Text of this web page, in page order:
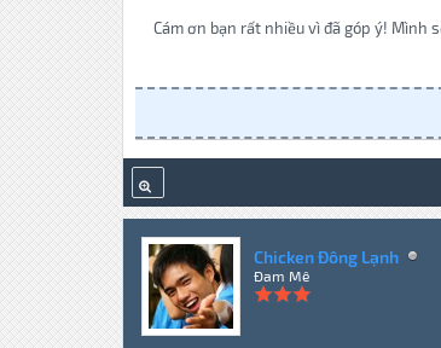
Cám ơn bạn rất nhiều vì đã góp ý! Mình
Chicken Đông Lạnh
Đam Mê